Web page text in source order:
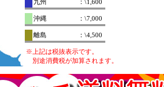
九州 ：\1,600
沖縄 ：\7,000
離島 ：\4,500
※上記は税抜表示です。
別途消費税が加算されます。